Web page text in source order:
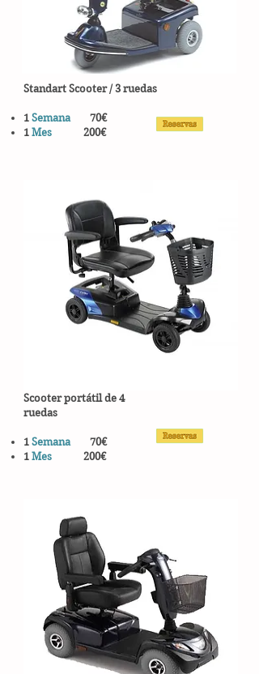
Standart Scooter / 3 ruedas
1 Semana70€
1 Mes 200€
Scooter portátil de 4
ruedas
1 Semana70€
1 Mes 200€